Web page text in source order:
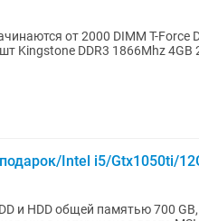
от 2000 DIMM T-Force
Kingstone DDR3 1866Mhz
Intel i5/Gtx1050ti/
HDD общей памятью 700 GB,